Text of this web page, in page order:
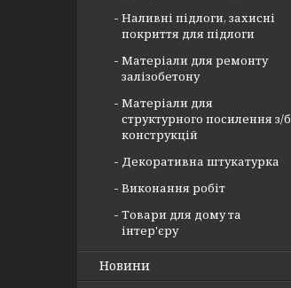
Наливні підлоги, захисні
покриття для підлоги
Матеріали для ремонту
залізобетону
Матеріали для
структурного посилення з/б
конструкцій
Декоративна штукатурка
Виконання робіт
Товари для дому та
інтер'єру
Новини